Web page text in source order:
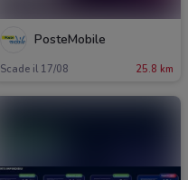
PosteMobile
Scade il 17/08 25.8 km